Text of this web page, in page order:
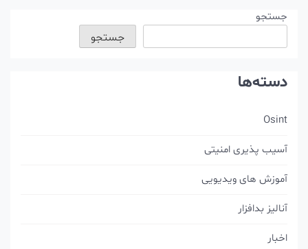
جستجو
جستجو
دسته‌ها
Osint
آسیب پذیری امنیتی
آموزش های ویدیویی
آنالیز بدافزار